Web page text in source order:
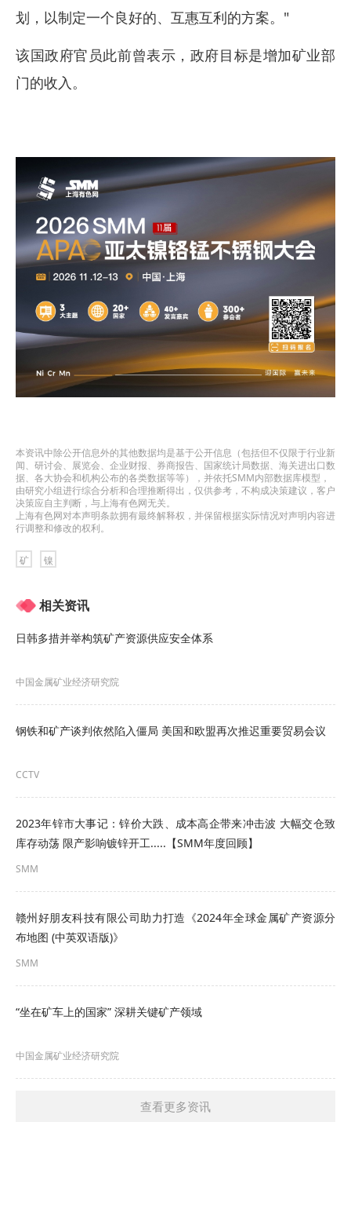
划，以制定一个良好的、互惠互利的方案。"
该国政府官员此前曾表示，政府目标是增加矿业部
门的收入。
本资讯中除公开信息外的其他数据均是基于公开信息（包括但不仅限于行业新
闻、研讨会、展览会、企业财报、券商报告、国家统计局数据、海关进出口数
据、各大协会和机构公布的各类数据等等），并依托SMM内部数据库模型，
由研究小组进行综合分析和合理推断得出，仅供参考，不构成决策建议，客户
决策应自主判断，与上海有色网无关。
上海有色网对本声明条款拥有最终解释权，并保留根据实际情况对声明内容进
行调整和修改的权利。
矿 镍
相关资讯
日韩多措并举构筑矿产资源供应安全体系
中国金属矿业经济研究院
钢铁和矿产谈判依然陷入僵局 美国和欧盟再次推迟重要贸易会议
CCTV
2023年锌市大事记：锌价大跌、成本高企带来冲击波 大幅交仓致
库存动荡 限产影响镀锌开工.....【SMM年度回顾】
SMM
赣州好朋友科技有限公司助力打造《2024年全球金属矿产资源分
布地图 (中英双语版)》
SMM
“坐在矿车上的国家” 深耕关键矿产领域
中国金属矿业经济研究院
查看更多资讯